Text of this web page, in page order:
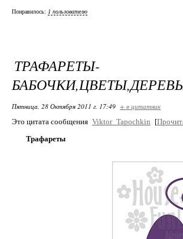
Понравилось: 1 пользователю
ТРАФАРЕТЫ-
Пятница, 28 Октября 2011 г. 17:49 + в цитатник
Это цитата сообщения Viktor_Tapochkin [
Трафареты